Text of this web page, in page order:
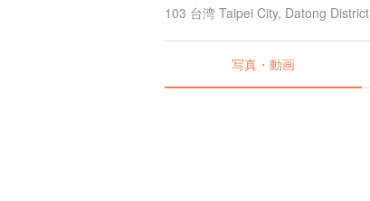
103 台湾 Taipei City, Datong
写真・動画